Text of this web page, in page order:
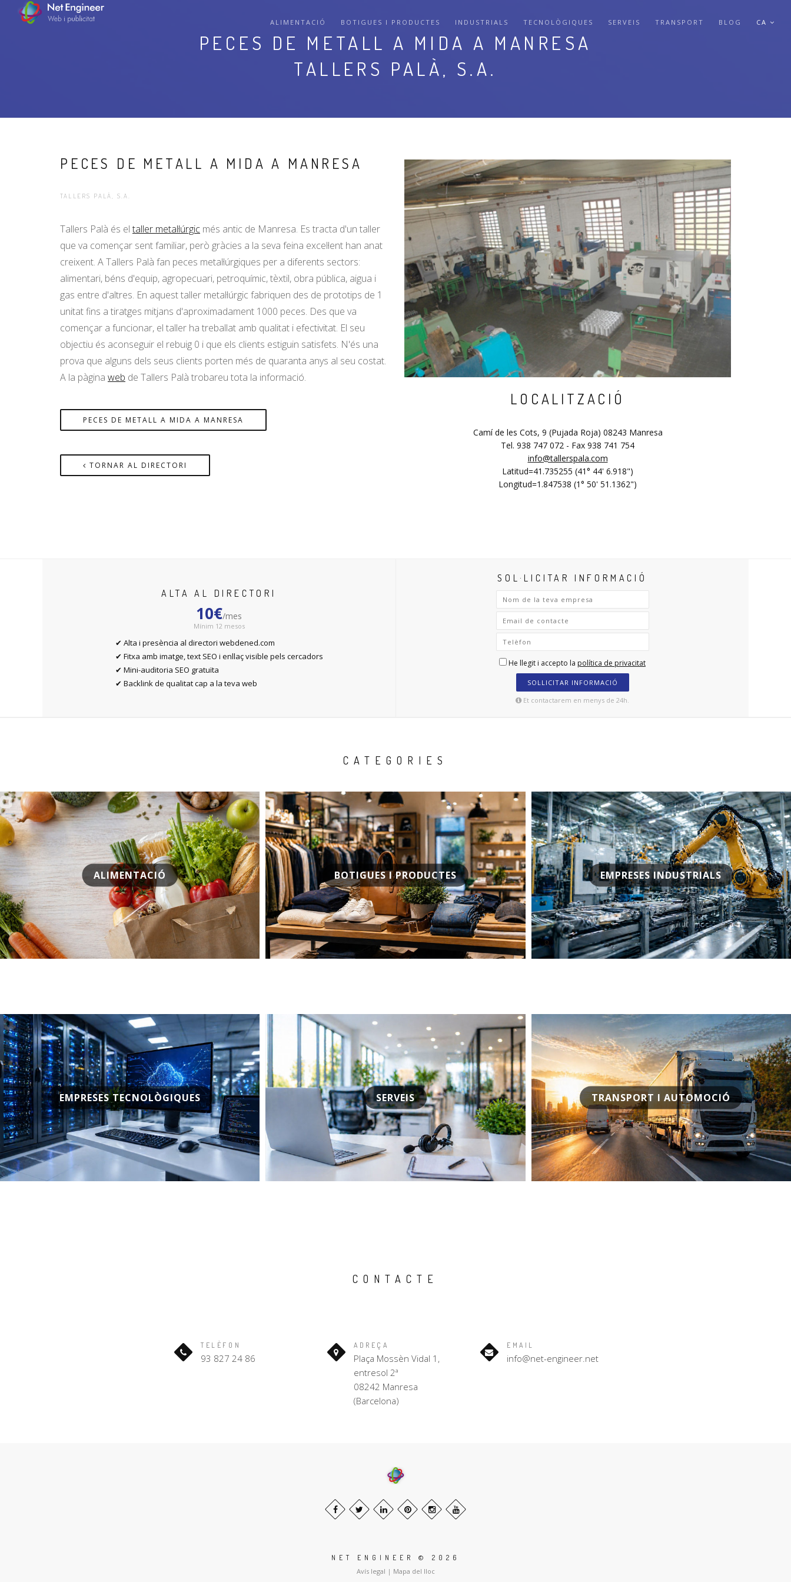
PECES DE METALL A MIDA A MANRESA
TALLERS PALÀ, S.A.
ALIMENTACIÓ BOTIGUES I PRODUCTES INDUSTRIALS TECNOLÒGIQUES SERVEIS TRANSPORT BLOG CA
PECES DE METALL A MIDA A MANRESA
TALLERS PALÀ, S.A.
Tallers Palà és el taller metal·lúrgic més antic de Manresa. Es tracta d'un taller
que va començar sent familiar, però gràcies a la seva feina excel·lent han anat
creixent. A Tallers Palà fan peces metal·lúrgiques per a diferents sectors:
alimentari, béns d'equip, agropecuari, petroquímic, tèxtil, obra pública, aigua i
gas entre d'altres. En aquest taller metal·lúrgic fabriquen des de prototips de 1
unitat fins a tiratges mitjans d'aproximadament 1000 peces. Des que va
començar a funcionar, el taller ha treballat amb qualitat i efectivitat. El seu
objectiu és aconseguir el rebuig 0 i que els clients estiguin satisfets. N'és una
prova que alguns dels seus clients porten més de quaranta anys al seu costat.
A la pàgina web de Tallers Palà trobareu tota la informació.
PECES DE METALL A MIDA A MANRESA
TORNAR AL DIRECTORI
LOCALITZACIÓ
Camí de les Cots, 9 (Pujada Roja) 08243 Manresa
Tel. 938 747 072 - Fax 938 741 754
info@tallerspala.com
Latitud=41.735255 (41° 44' 6.918")
Longitud=1.847538 (1° 50' 51.1362")
ALTA AL DIRECTORI
10€/mes
Mínim 12 mesos
✔ Alta i presència al directori webdened.com
✔ Fitxa amb imatge, text SEO i enllaç visible pels cercadors
✔ Mini-auditoria SEO gratuïta
✔ Backlink de qualitat cap a la teva web
SOL·LICITAR INFORMACIÓ
He llegit i accepto la política de privacitat
SOL·LICITAR INFORMACIÓ
Et contactarem en menys de 24h.
CATEGORIES
ALIMENTACIÓ BOTIGUES I PRODUCTES EMPRESES INDUSTRIALS
EMPRESES TECNOLÒGIQUES SERVEIS TRANSPORT I AUTOMOCIÓ
CONTACTE
TELÈFON
93 827 24 86
ADREÇA
Plaça Mossèn Vidal 1,
entresol 2ª
08242 Manresa
(Barcelona)
EMAIL
info@net-engineer.net
NET ENGINEER © 2026
Avís legal | Mapa del lloc